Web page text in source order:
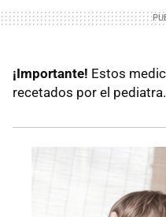
¡Importante! Estos
recetados por el pediatra.